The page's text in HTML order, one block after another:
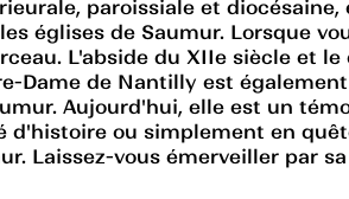
paroissiale et diocésaine,
églises de Saumur. Lorsque
L'abside du XIIe siècle et le
Dame de Nantilly est
Aujourd'hui, elle est un
d'histoire ou simplement en
Laissez-vous émerveiller par